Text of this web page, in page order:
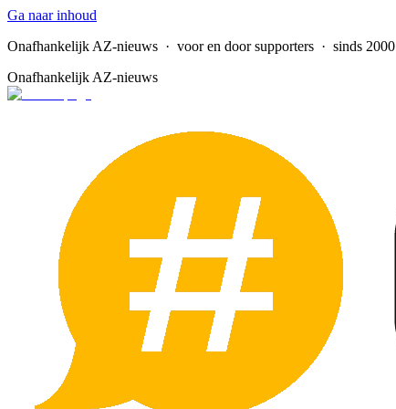
Ga naar inhoud
Onafhankelijk AZ-nieuws · voor en door supporters · sinds 2000
Onafhankelijk AZ-nieuws